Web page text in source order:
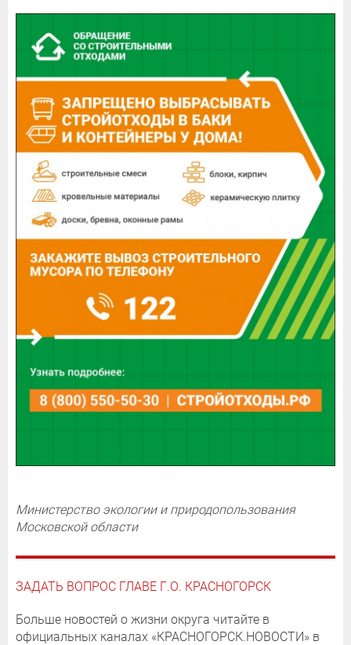
Министерство экологии и природопользования
Московской области
ЗАДАТЬ ВОПРОС ГЛАВЕ Г.О. КРАСНОГОРСК
Больше новостей о жизни округа читайте в
официальных каналах «КРАСНОГОРСК.НОВОСТИ» в